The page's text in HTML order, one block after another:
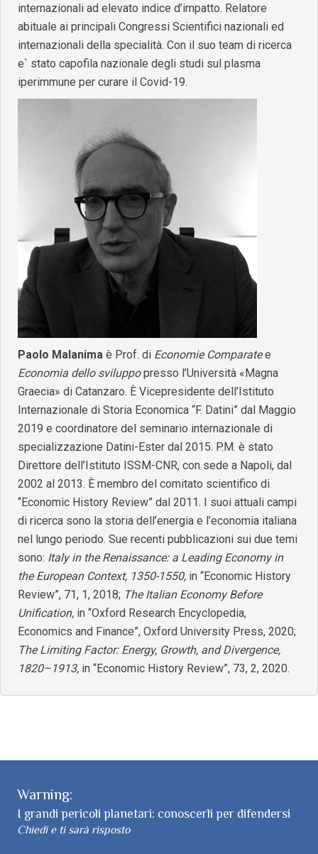
internazionali ad elevato indice d’impatto. Relatore
abituale ai principali Congressi Scientifici nazionali ed
internazionali della specialità. Con il suo team di ricerca
e` stato capofila nazionale degli studi sul plasma
iperimmune per curare il Covid-19.
Paolo Malanima è Prof. di Economie Comparatee
Economia dello sviluppopresso l’Università «Magna
Graecia» di Catanzaro. È Vicepresidente dell’Istituto
Internazionale di Storia Economica “F. Datini” dal Maggio
2019 e coordinatore del seminario internazionale di
specializzazione Datini-Ester dal 2015. P.M. è stato
Direttore dell’Istituto ISSM-CNR, con sede a Napoli, dal
2002 al 2013. È membro del comitato scientifico di
“Economic History Review” dal 2011. I suoi attuali campi
di ricerca sono la storia dell’energia e l’economia italiana
nel lungo periodo. Sue recenti pubblicazioni sui due temi
sono: Italy in the Renaissance: a Leading Economy in
the European Context, 1350-1550, in “Economic History
Review”, 71, 1, 2018; The Italian Economy Before
Unification, in “Oxford Research Encyclopedia,
Economics and Finance”, Oxford University Press, 2020;
The Limiting Factor: Energy, Growth, and Divergence,
1820–1913, in “Economic History Review”, 73, 2, 2020.
Warning:
I grandi pericoli planetari: conoscerli per difendersi
Chiedi e ti sarà risposto